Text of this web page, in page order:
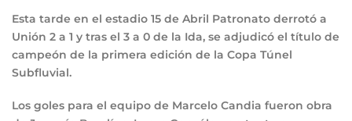
Esta tarde en el estadio 15 de Abril Patronato derrotó a
Unión 2 a 1 y tras el 3 a 0 de la Ida, se adjudicó el título de
campeón de la primera edición de la Copa Túnel
Subfluvial.
Los goles para el equipo de Marcelo Candia fueron obra